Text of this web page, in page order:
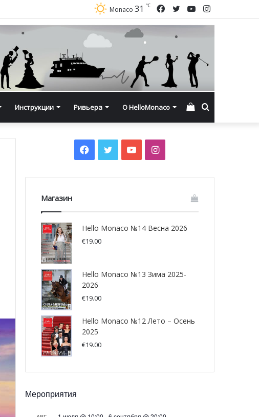
Instagram
YouTube
Twitter
Facebook
Monaco 31 ℃
Инструкции Ривьера О HelloMonaco Смотреть
Facebook
TwitterYouTubeInstagram
Магазин
Hello Monaco №14 Весна 2026
€19.00
Hello Monaco №13 Зима 2025-
2026
€19.00
Hello Monaco №12 Лето – Осень
2025
€19.00
Мероприятия